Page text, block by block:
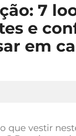
7
e
em
que vestir